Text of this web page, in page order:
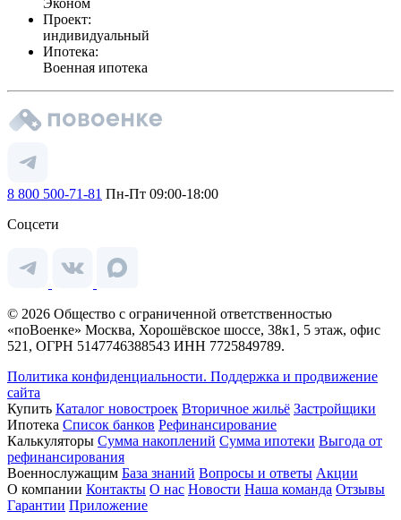
Проект:
индивидуальный
Ипотека:
Военная ипотека
8 800 500-71-81 Пн-Пт 09:00-18:00
Соцсети
© 2026 Общество с ограниченной ответственностью
«поВоенке» Москва, Хорошёвское шоссе, 38к1, 5 этаж, офис
521, ОГРН 5147746388543 ИНН 7725849789.
Политика конфиденциальности. Поддержка и продвижение
сайта
Купить Каталог новостроек Вторичное жильё Застройщики
Ипотека Список банков Рефинансирование
Калькуляторы Сумма накоплений Сумма ипотеки Выгода от
рефинансирования
Военнослужащим База знаний Вопросы и ответы Акции
О компании Контакты О нас Новости Наша команда Отзывы
Гарантии Приложение